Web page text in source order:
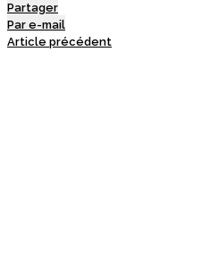
Partager
Par e-mail
Article précédent